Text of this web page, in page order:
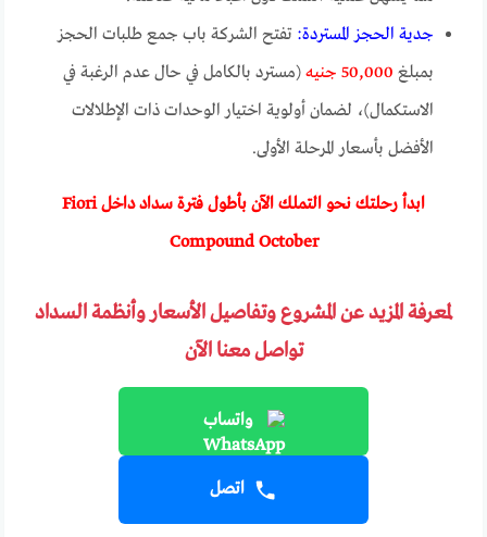
جدية الحجز المستردة: تفتح الشركة باب جمع طلبات الحجز
بمبلغ 50,000 جنيه
(مسترد بالكامل في حال عدم الرغبة في
الاستكمال)، لضمان أولوية اختيار الوحدات ذات الإطلالات
الأفضل بأسعار المرحلة الأولى.
ابدأ رحلتك نحو التملك الآن بأطول فترة سداد داخل Fiori
Compound October
لمعرفة المزيد عن المشروع وتفاصيل الأسعار وأنظمة السداد
تواصل معنا الآن
واتساب
اتصل